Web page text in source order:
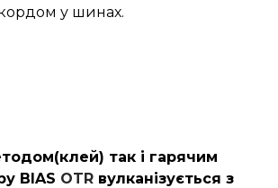
у шинах.
так і гарячим
BIAS OTR вулканізується з